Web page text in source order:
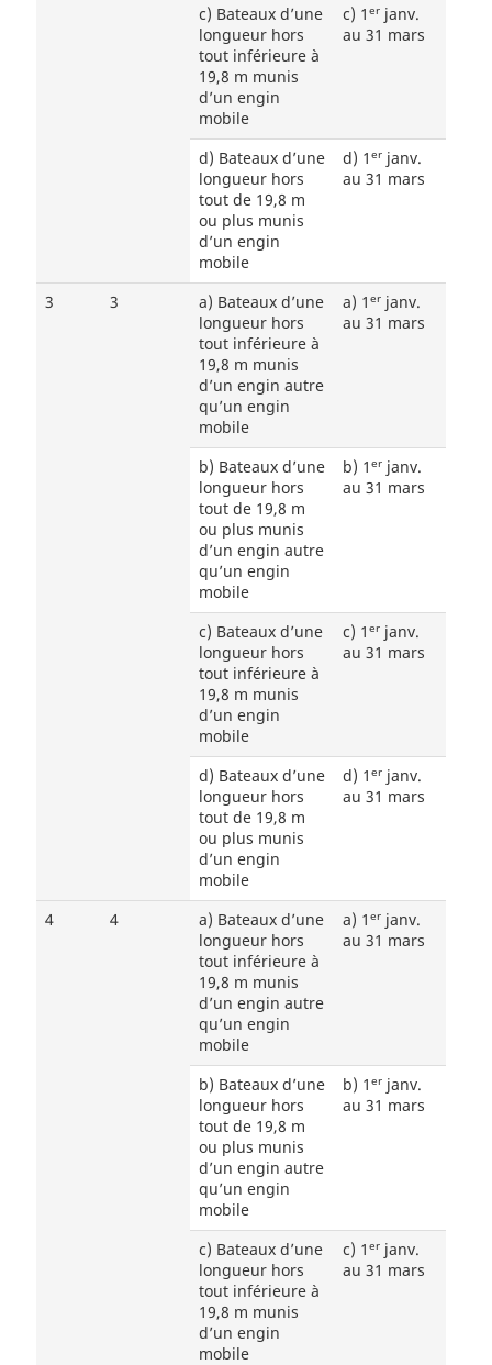
c) Bateaux d’une
longueur hors
tout inférieure à
19,8 m munis
d’un engin
mobile
c) 1 er janv.
au 31 mars
d) Bateaux d’une
longueur hors
tout de 19,8 m
ou plus munis
d’un engin
mobile
d) 1 er janv.
au 31 mars
3 3
a) Bateaux d’une
longueur hors
tout inférieure à
19,8 m munis
d’un engin autre
qu’un engin
mobile
a) 1 er janv.
au 31 mars
b) Bateaux d’une
longueur hors
tout de 19,8 m
ou plus munis
d’un engin autre
qu’un engin
mobile
b) 1 er janv.
au 31 mars
c) Bateaux d’une
longueur hors
tout inférieure à
19,8 m munis
d’un engin
mobile
c) 1 er janv.
au 31 mars
d) Bateaux d’une
longueur hors
tout de 19,8 m
ou plus munis
d’un engin
mobile
d) 1 er janv.
au 31 mars
4 4
a) Bateaux d’une
longueur hors
tout inférieure à
19,8 m munis
d’un engin autre
qu’un engin
mobile
a) 1 er janv.
au 31 mars
b) Bateaux d’une
longueur hors
tout de 19,8 m
ou plus munis
d’un engin autre
qu’un engin
mobile
b) 1 er janv.
au 31 mars
c) Bateaux d’une
longueur hors
tout inférieure à
19,8 m munis
d’un engin
mobile
c) 1 er janv.
au 31 mars